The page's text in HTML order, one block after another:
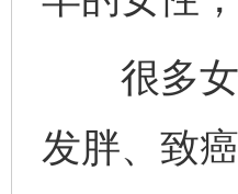
很多女
发胖、致